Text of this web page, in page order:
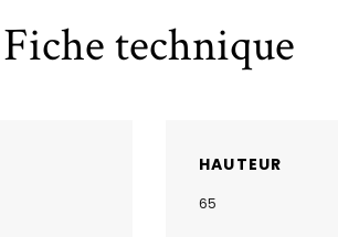
Fiche technique
HAUTEUR
65